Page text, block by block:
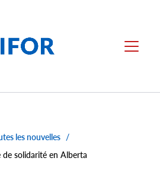
Menu
les nouvelles /
solidarité en Alberta